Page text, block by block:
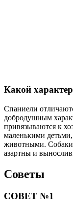
Какой
Спаниели
добродушным
привязываются к
маленькими
животными. Собаки
азартны и
Советы
СОВЕТ №1